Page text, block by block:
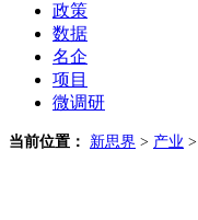
政策
数据
名企
项目
微调研
当前位置： 新思界 > 产业 >